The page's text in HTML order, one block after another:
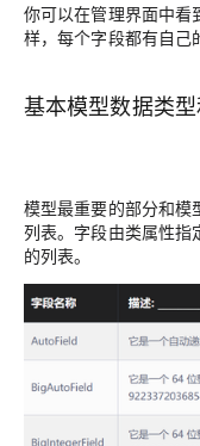
你可以在管理界面中看
样，每个字段都有自己
基本模型数据类
模型最重要的部分和模
列表。字段由类属性指
的列表。